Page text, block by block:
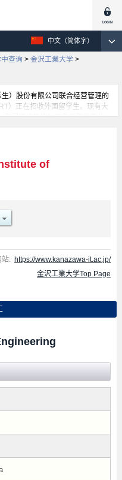
中文（简体字）
查询 > 金沢工業大学 >
）股份有限公司联合经营管理的
）正在招收外国留学生。现有大
专门学校的招生信息正登载于此
设施介绍、联系方式等外国留学
用此网。
of
站: https://www.kanazawa-it.ac.jp/
金沢工業大学Top Page